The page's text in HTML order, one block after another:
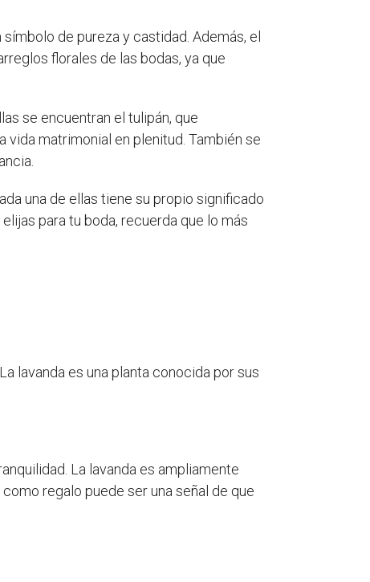
de pureza y castidad. Además, el
florales de las bodas, ya que
se encuentran el tulipán, que
matrimonial en plenitud. También se
una de ellas tiene su propio significado
para tu boda, recuerda que lo más
lavanda es una planta conocida por sus
La lavanda es ampliamente
regalo puede ser una señal de que